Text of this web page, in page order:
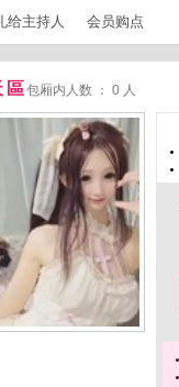
给主持人 会员购点
區包厢内人数 ： 0 人